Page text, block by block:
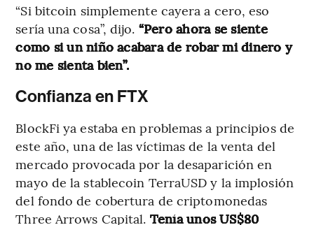
“Si bitcoin simplemente cayera a cero, eso
sería una cosa”, dijo. “Pero ahora se siente
como si un niño acabara de robar mi dinero y
no me sienta bien”.
Confianza en FTX
BlockFi ya estaba en problemas a principios de
este año, una de las víctimas de la venta del
mercado provocada por la desaparición en
mayo de la stablecoin TerraUSD y la implosión
del fondo de cobertura de criptomonedas
Three Arrows Capital. Tenía unos US$80